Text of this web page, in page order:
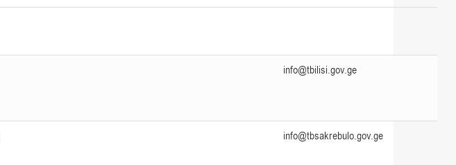
info@tbilisi.gov.ge
info@tbsakrebulo.gov.ge